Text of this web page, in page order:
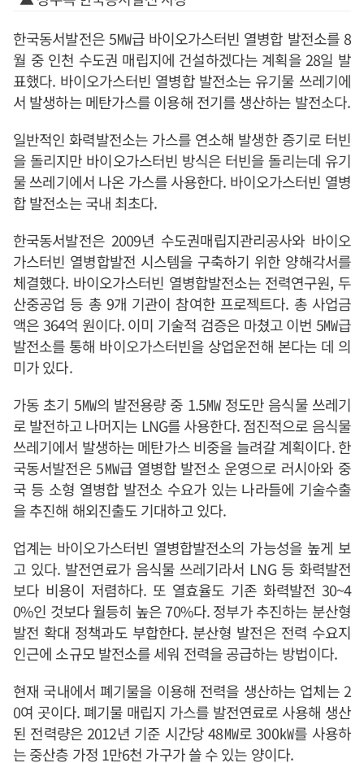
한국동서발전은 5㎿급 바이오가스터빈 열병합 발전소를 8
월 중 인천 수도권 매립지에 건설하겠다는 계획을 28일 발
표했다. 바이오가스터빈 열병합 발전소는 유기물 쓰레기에
서 발생하는 메탄가스를 이용해 전기를 생산하는 발전소다.
일반적인 화력발전소는 가스를 연소해 발생한 증기로 터빈
을 돌리지만 바이오가스터빈 방식은 터빈을 돌리는데 유기
물 쓰레기에서 나온 가스를 사용한다. 바이오가스터빈 열병
합 발전소는 국내 최초다.
한국동서발전은 2009년 수도권매립지관리공사와 바이오
가스터빈 열병합발전 시스템을 구축하기 위한 양해각서를
체결했다. 바이오가스터빈 열병합발전소는 전력연구원, 두
산중공업 등 총 9개 기관이 참여한 프로젝트다. 총 사업금
액은 364억 원이다. 이미 기술적 검증은 마쳤고 이번 5㎿급
발전소를 통해 바이오가스터빈을 상업운전해 본다는 데 의
미가 있다.
가동 초기 5㎿의 발전용량 중 1.5㎿ 정도만 음식물 쓰레기
로 발전하고 나머지는 LNG를 사용한다. 점진적으로 음식물
쓰레기에서 발생하는 메탄가스 비중을 늘려갈 계획이다. 한
국동서발전은 5㎿급 열병합 발전소 운영으로 러시아와 중
국 등 소형 열병합 발전소 수요가 있는 나라들에 기술수출
을 추진해 해외진출도 기대하고 있다.
업계는 바이오가스터빈 열병합발전소의 가능성을 높게 보
고 있다. 발전연료가 음식물 쓰레기라서 LNG 등 화력발전
보다 비용이 저렴하다. 또 열효율도 기존 화력발전 30~4
0%인 것보다 월등히 높은 70%다. 정부가 추진하는 분산형
발전 확대 정책과도 부합한다. 분산형 발전은 전력 수요지
인근에 소규모 발전소를 세워 전력을 공급하는 방법이다.
현재 국내에서 폐기물을 이용해 전력을 생산하는 업체는 2
0여 곳이다. 폐기물 매립지 가스를 발전연료로 사용해 생산
된 전력량은 2012년 기준 시간당 48㎿로 300㎾를 사용하
는 중산층 가정 1만6천 가구가 쓸 수 있는 양이다.